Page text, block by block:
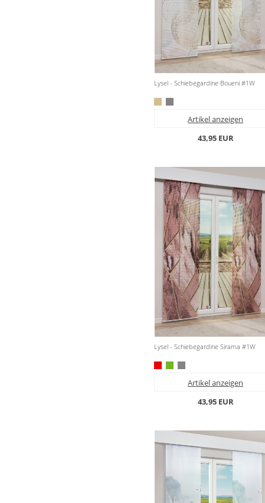
Lysel - Schiebegardine Boueni #1W
Artikel anzeigen
43,95 EUR
Lysel - Schiebegardine Sirama #1W
Artikel anzeigen
43,95 EUR